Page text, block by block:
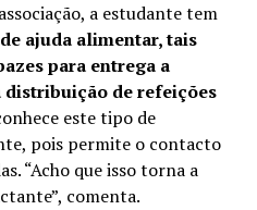
a estudante tem
ajuda alimentar, tais
para entrega a
de refeições
este tipo de
pois permite o contacto
“Acho que isso torna a
comenta.